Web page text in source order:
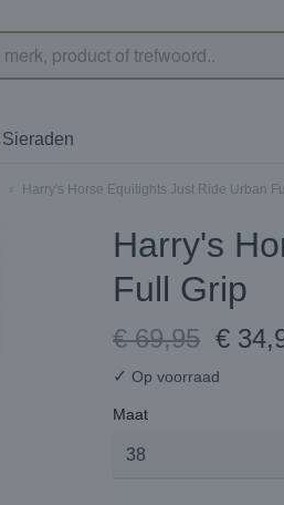
Sieraden
› Harry's Horse Equitights Just Ride Urban
Harry's
Full Grip
€ 69,95 €
✓ Op voorraad
Maat